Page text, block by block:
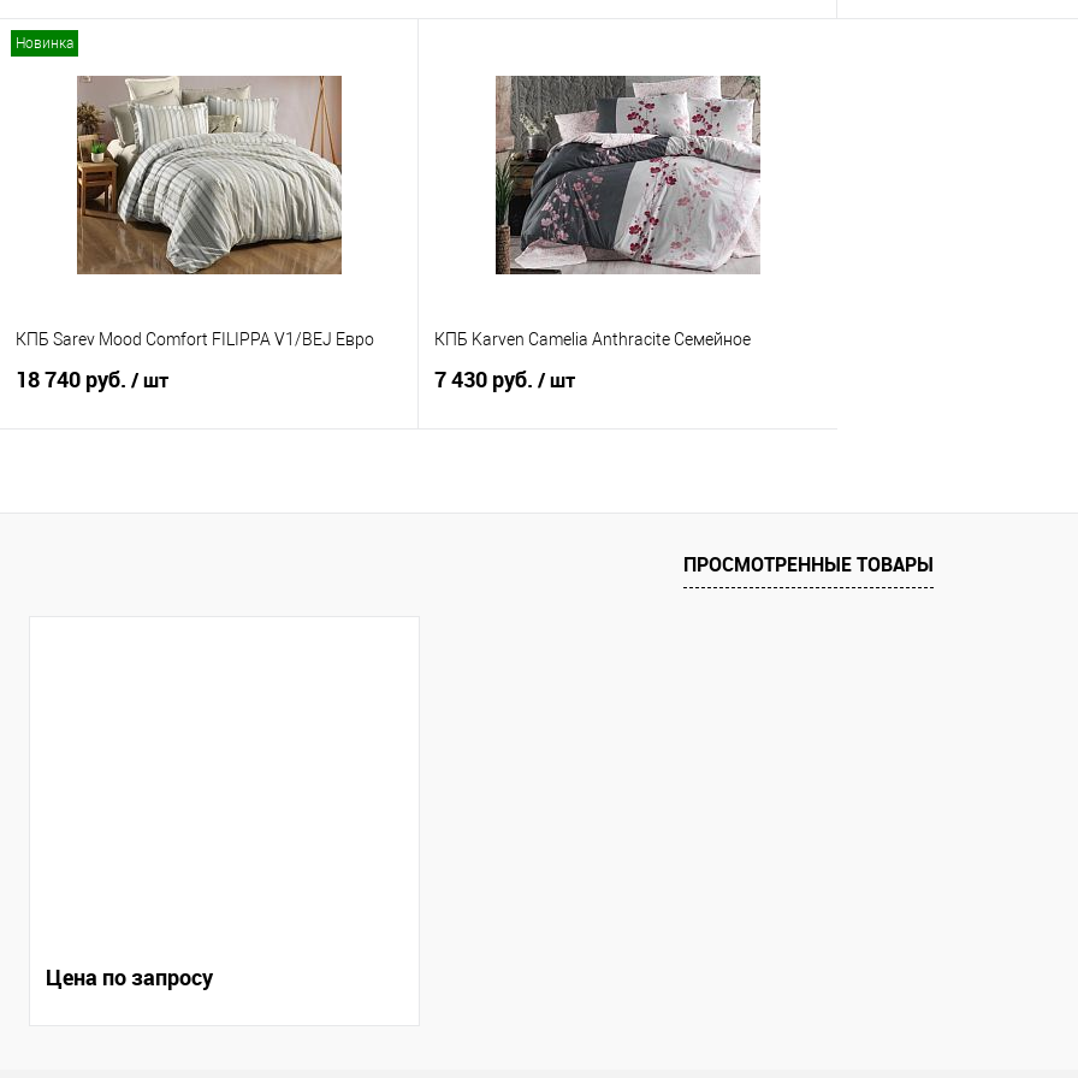
Купить в 1 клик
Сравнение
В избранное
В наличии
Купить в 1 клик
Сравнение
В избранное
В наличии
Новинка
КПБ Sarev Mood Comfort FILIPPA V1/BEJ Евро
18 740 руб. / шт
КПБ Karven Camelia Anthracite Семейное
7 430 руб. / шт
ПРОСМОТРЕННЫЕ ТОВАРЫ
Цена по запросу